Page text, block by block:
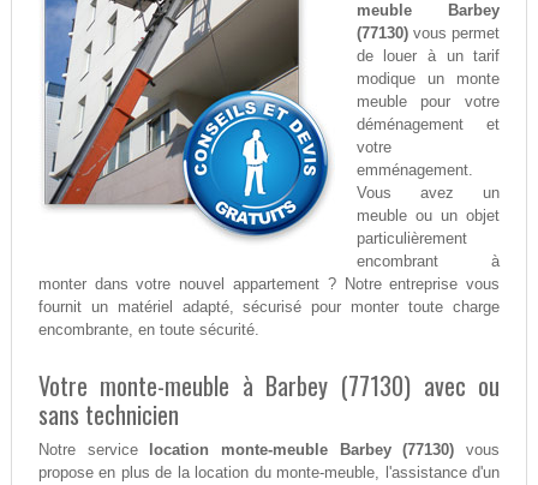
meuble Barbey
(77130)vous permet
de louer à un tarif
modique un monte
meuble pour votre
déménagement et
votre
emménagement.
Vous avez un
meuble ou un objet
particulièrement
encombrant à
monter dans votre nouvel appartement ? Notre entreprise vous
fournit un matériel adapté, sécurisé pour monter toute charge
encombrante, en toute sécurité.
Votre monte-meuble à Barbey (77130) avec ou
sans technicien
Notre service location monte-meuble Barbey (77130) vous
propose en plus de la location du monte-meuble, l'assistance d'un